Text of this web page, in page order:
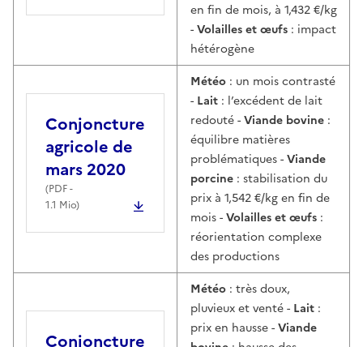
en fin de mois, à 1,432 €/kg
-Volailles et œufs : impact
hétérogène
Conjoncture
agricole de
mars 2020
(PDF-
1.1 Mio)
Météo : un mois contrasté
- Lait : l’excédent de lait
redouté -Viande bovine :
équilibre matières
problématiques -Viande
porcine : stabilisation du
prix à 1,542 €/kg en fin de
mois -Volailles et œufs :
réorientation complexe
des productions
Conjoncture
Météo : très doux,
pluvieux et venté - Lait :
prix en hausse -Viande